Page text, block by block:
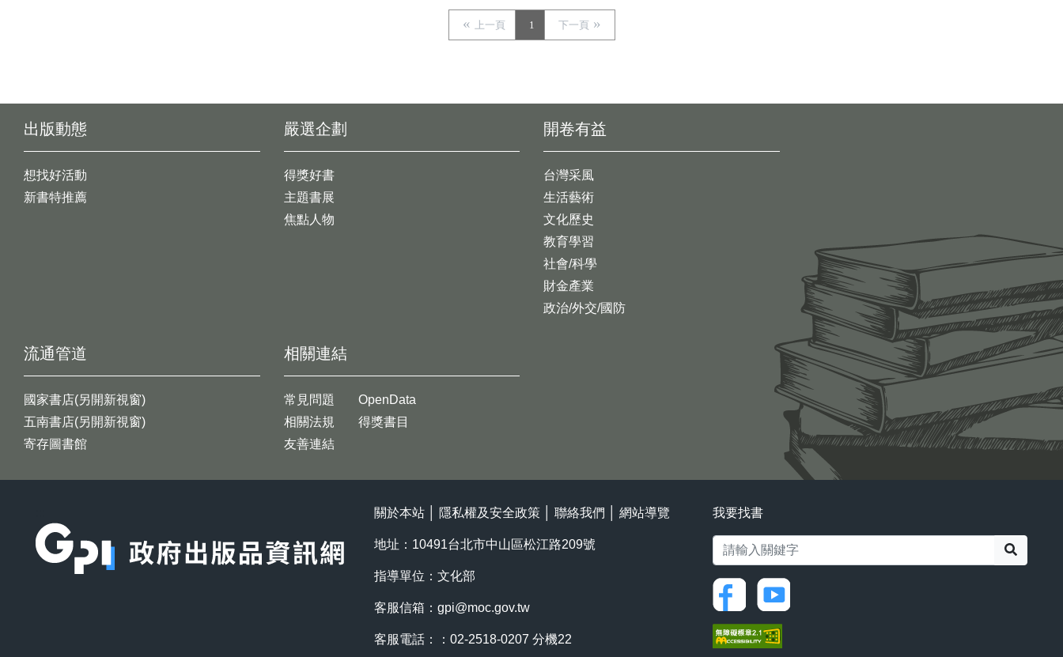
上一頁 1 下一頁
出版動態
想找好活動
新書特推薦
開卷有益
台灣采風
生活藝術
文化歷史
教育學習
社會/科學
財金產業
政治/外交/國防
嚴選企劃
得獎好書
主題書展
焦點人物
流通管道
國家書店(另開新視窗)
五南書店(另開新視窗)
寄存圖書館
相關連結
常見問題
相關法規
友善連結
OpenData
得獎書目
關於本站 隱私權及安全政策 聯絡我們 網站導覽
地址：10491台北市中山區松江路209號
指導單位：文化部
客服信箱： gpi@moc.gov.tw
客服電話：：02-2518-0207 分機22
我要找書